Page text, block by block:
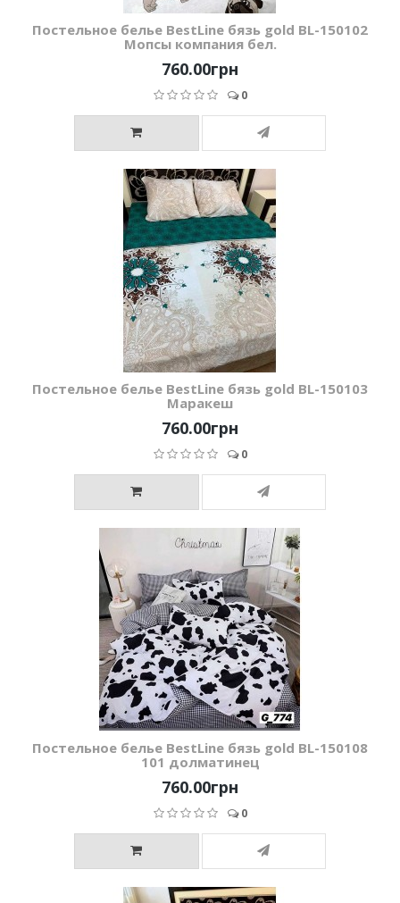
Постельное белье BestLine бязь gold BL-150102
Мопсы компания бел.
760.00грн
0
Постельное белье BestLine бязь gold BL-150103
Маракеш
760.00грн
0
Постельное белье BestLine бязь gold BL-150108
101 долматинец
760.00грн
0